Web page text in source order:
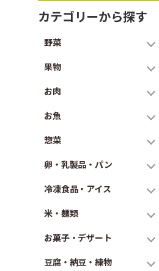
カテゴリーから探す
野菜
果物
お肉
お魚
惣菜
卵・乳製品・パン
冷凍食品・アイス
米・麺類
お菓子・デザート
豆腐・納豆・練物